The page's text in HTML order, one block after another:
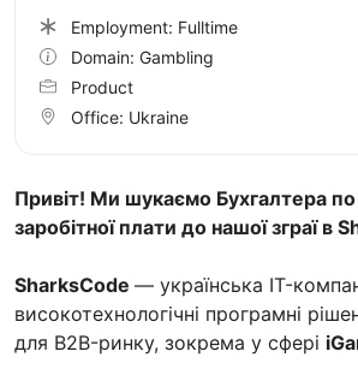
Привіт! Ми шукаємо Бухгалтера
заробітної плати до нашої зграї в
SharksCode — українська IT-
високотехнологічні програмні
для B2B-ринку, зокрема у сфері
Employment: Fulltime
Domain: Gambling
Product
Office: Ukraine